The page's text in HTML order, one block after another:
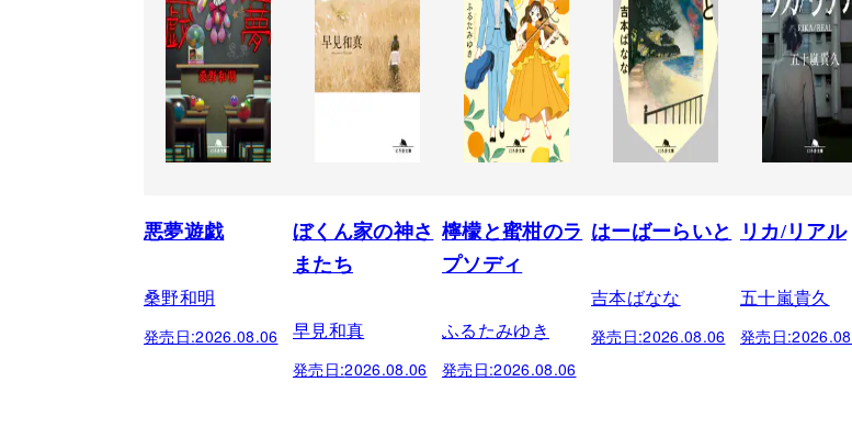
悪夢遊戯
桑野和明
発売日:2026.08.06
ぼくん家の神さ
またち
早見和真
発売日:2026.08.06
檸檬と蜜柑のラ
プソディ
ふるたみゆき
発売日:2026.08.06
はーばーらいと
吉本ばなな
発売日:2026.08.06
リカ/リアル
五十嵐貴久
発売日: